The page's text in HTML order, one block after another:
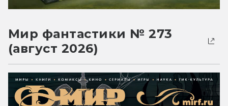
Мир фантастики № 273
(август 2026)